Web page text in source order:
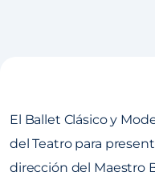
El Ballet Clásico y
del Teatro para
dirección del Maestro